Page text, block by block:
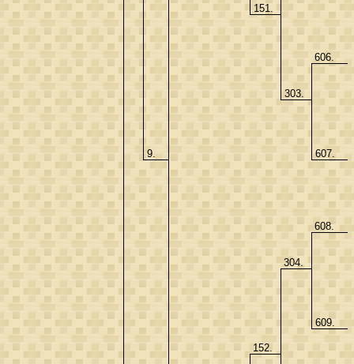
9.
151.
303.
606.
607.
152.
304.
608.
609.